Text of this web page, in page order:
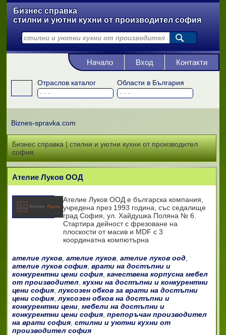
Бизнес справка
стилни и уютни кухни от производител софия
Отраслов каталог Области в България
Начало Вход Контакти
Biznes-spravka.com
Бизнес справка | стилни и уютни кухни от производител
софия
Ателие Луков ООД
Ателие Луков ООД е българска компания,
учредена през 1993 година, със седалище
град София, ул. Хайдушка Поляна № 6.
Стартира дейност с фрезоване на
плоскости от масив и MDF с 3
координатна компютърна
ателие луков, ателие луков, ателие луков оод,
ателие луков софия, врати на достъпни и
конкурентни цени софия, качествена корпусна мебел
от производител, кухни на достъпни и конкурентни
цени софия,луксозен обков за врати на достъпни
цени софия,луксозен обков на достъпни и
конкурентни цени, мебели на достъпни и
конкурентни цени софия, препоръчан производител
на врати софия, стилни и уютни кухни от
производител софия